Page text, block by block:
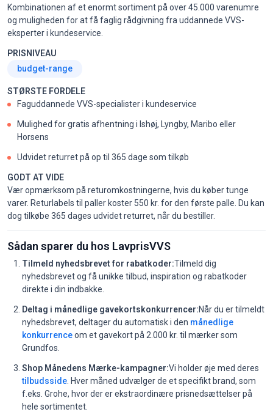
Kombinationen af et enormt sortiment på over 45.000 varenumre
og muligheden for at få faglig rådgivning fra uddannede VVS-
eksperter i kundeservice.
PRISNIVEAU
budget-range
STØRSTE FORDELE
Faguddannede VVS-specialister i kundeservice
Mulighed for gratis afhentning i Ishøj, Lyngby, Maribo eller
Horsens
Udvidet returret på op til 365 dage som tilkøb
GODT AT VIDE
Vær opmærksom på returomkostningerne, hvis du køber tunge
varer. Returlabels til paller koster 550 kr. for den første palle. Du kan
dog tilkøbe 365 dages udvidet returret, når du bestiller.
Sådan sparer du hos LavprisVVS
Tilmeld nyhedsbrevet for rabatkoder:Tilmeld dig
nyhedsbrevet og få unikke tilbud, inspiration og rabatkoder
direkte i din indbakke.
Deltag i månedlige gavekortskonkurrencer:Når du er tilmeldt
nyhedsbrevet, deltager du automatisk i den månedlige
konkurrenceom et gavekort på 2.000 kr. til mærker som
Grundfos.
Shop Månedens Mærke-kampagner:Vi holder øje med deres
tilbudsside . Hver måned udvælger de et specifikt brand, som
f.eks. Grohe, hvor der er ekstraordinære prisnedsættelser på
hele sortimentet.